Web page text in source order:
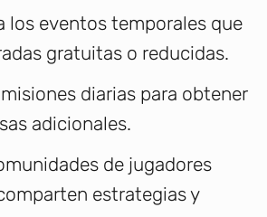
los eventos temporales que
gratuitas o reducidas.
diarias para obtener
adicionales.
de jugadores
estrategias y